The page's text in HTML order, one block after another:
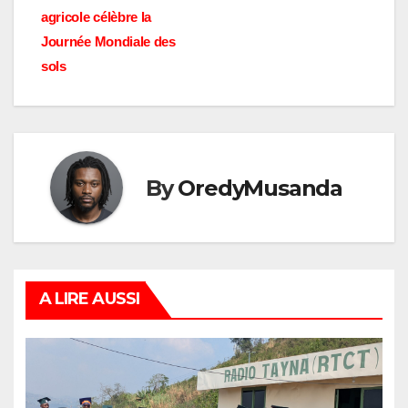
agricole célèbre la
Journée Mondiale des
sols
ByOredyMusanda
A LIRE AUSSI